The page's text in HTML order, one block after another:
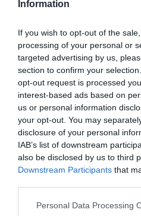
Information
If you wish to opt-out of the
processing of your personal or
targeted advertising by us,
section to confirm your
opt-out request is processed
interest-based ads based on
us or personal information
your opt-out. You may
disclosure of your personal
IAB’s list of downstream
also be disclosed by us to third
Downstream Participants that
Please note that this website/
Personal Data Processing
Olvasd el ezt is!
Milliókat bukhatnak
megváltozott a lakáspiac
Itt tartanak most a
kamatok
Ennyi ajándékpénzzel
Start hiteligénylőket
ház újépítésű lakás